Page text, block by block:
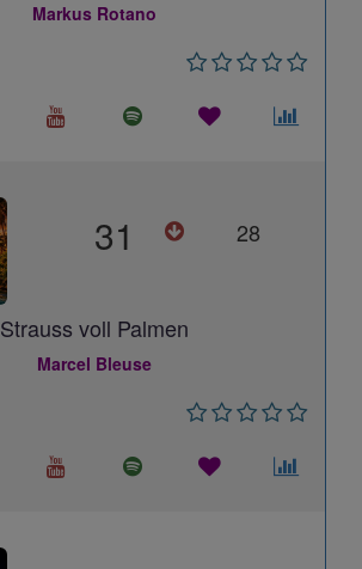
Markus Rotano
31 28
Strauss voll Palmen
Marcel Bleuse